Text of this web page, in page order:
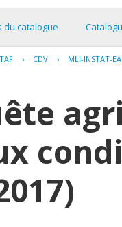
du catalogue
› CDV › MLI-INSTAT-